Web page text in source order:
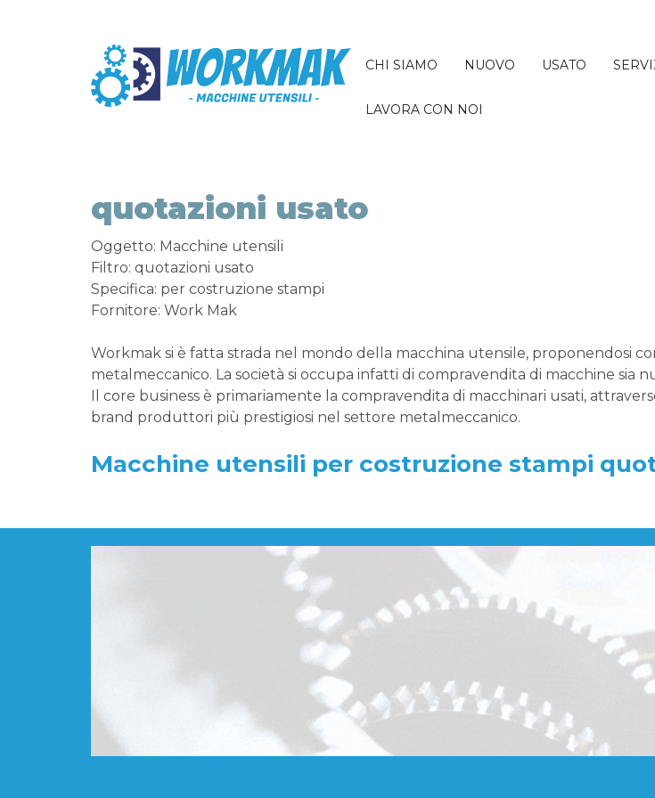
CHI SIAMO NUOVO USATO
LAVORA CON NOI
quotazioni usato
Oggetto: Macchine utensili
Filtro: quotazioni usato
Specifica: per costruzione stampi
Fornitore: Work Mak
Workmak si è fatta strada nel mondo della macchina utensile, proponendosi
metalmeccanico. La società si occupa infatti di compravendita di macchine sia
Il core business è primariamente la compravendita di macchinari usati,
brand produttori più prestigiosi nel settore metalmeccanico.
Macchine utensili per costruzione stampi